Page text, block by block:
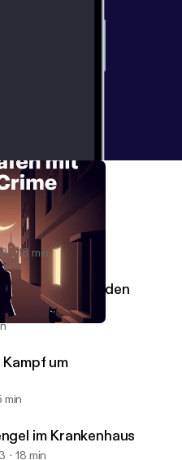
18 min
Minister in den
um
min
im Krankenhaus
18 min